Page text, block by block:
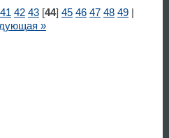
41 42 43[44] 45 46 47 48 49|
»